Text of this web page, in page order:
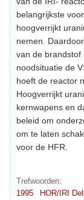
belangrijkste
hoogverrijkt
nemen.
van de brandstof
noodsituatie de
hoeft de reactor
Hoogverrijkt
kernwapens en
beleid om
om te laten
voor de HFR.
Trefwoorden:
1995
HOR/IRI